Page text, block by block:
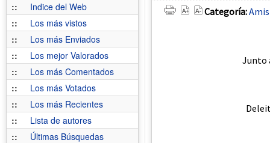
::
Indice del Web
::
Los más vistos
::
Los más Enviados
::
Los mejor Valorados
::
Los más Comentados
::
Los más Votados
::
Los más Recientes
::
Lista de autores
::
Últimas Búsquedas
Categoría:
Junto